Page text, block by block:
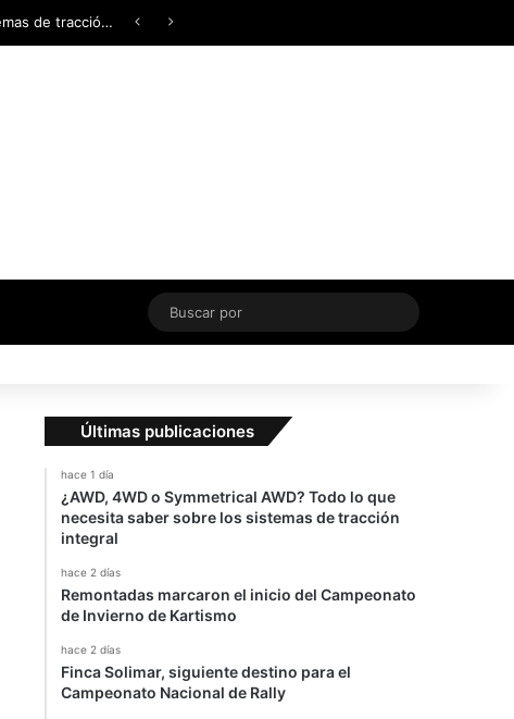
¿AWD, 4WD o Symmetrical AWD? Todo lo que necesita saber sobre los sistemas de tracción integral
Buscar
por
Últimas publicaciones
hace 1 día
¿AWD, 4WD o Symmetrical AWD? Todo lo que
necesita saber sobre los sistemas de tracción
integral
hace 2 días
Remontadas marcaron el inicio del Campeonato
de Invierno de Kartismo
hace 2 días
Finca Solimar, siguiente destino para el
Campeonato Nacional de Rally